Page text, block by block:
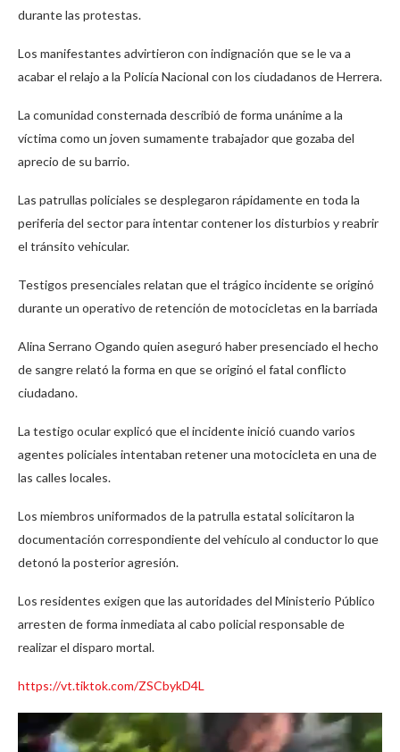
durante las protestas.
Los manifestantes advirtieron con indignación que se le va a
acabar el relajo a la Policía Nacional con los ciudadanos de Herrera.
La comunidad consternada describió de forma unánime a la
víctima como un joven sumamente trabajador que gozaba del
aprecio de su barrio.
Las patrullas policiales se desplegaron rápidamente en toda la
periferia del sector para intentar contener los disturbios y reabrir
el tránsito vehicular.
Testigos presenciales relatan que el trágico incidente se originó
durante un operativo de retención de motocicletas en la barriada
Alina Serrano Ogando quien aseguró haber presenciado el hecho
de sangre relató la forma en que se originó el fatal conflicto
ciudadano.
La testigo ocular explicó que el incidente inició cuando varios
agentes policiales intentaban retener una motocicleta en una de
las calles locales.
Los miembros uniformados de la patrulla estatal solicitaron la
documentación correspondiente del vehículo al conductor lo que
detonó la posterior agresión.
Los residentes exigen que las autoridades del Ministerio Público
arresten de forma inmediata al cabo policial responsable de
realizar el disparo mortal.
https://vt.tiktok.com/ZSCbykD4L